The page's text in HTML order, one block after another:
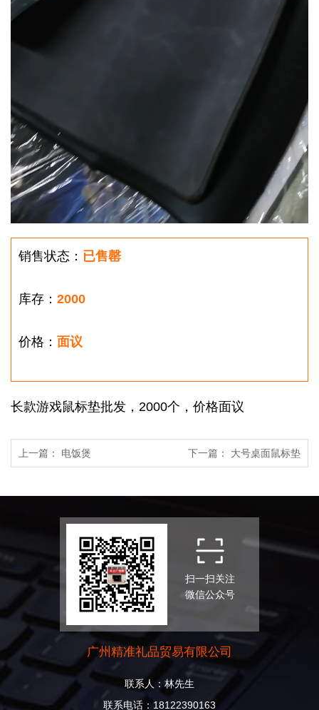
销售状态： 已售罄
库存： 2000
价格： 面议
长款游戏鼠标垫批发，2000个，价格面议
上一篇： 电饭煲 下一篇： 大号桌面鼠标垫
扫一扫关注
微信公众号
广州精准礼品贸易有限公司
联系人：林先生
联系电话：18122390163